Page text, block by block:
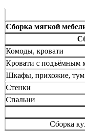
Сборка мягкой
Комоды, кровати
Кровати с подъёмным
Шкафы, прихожие,
Стенки
Спальни
Сборка